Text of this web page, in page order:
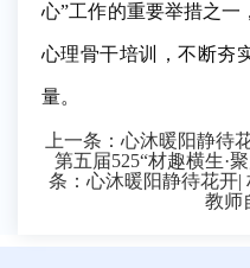
心”工作的重要举措之一
心理骨干培训，不断夯
量。
上一条： 心沐暖阳静待
第五届525“材趣横生·
条： 心沐暖阳静待花开|
教师